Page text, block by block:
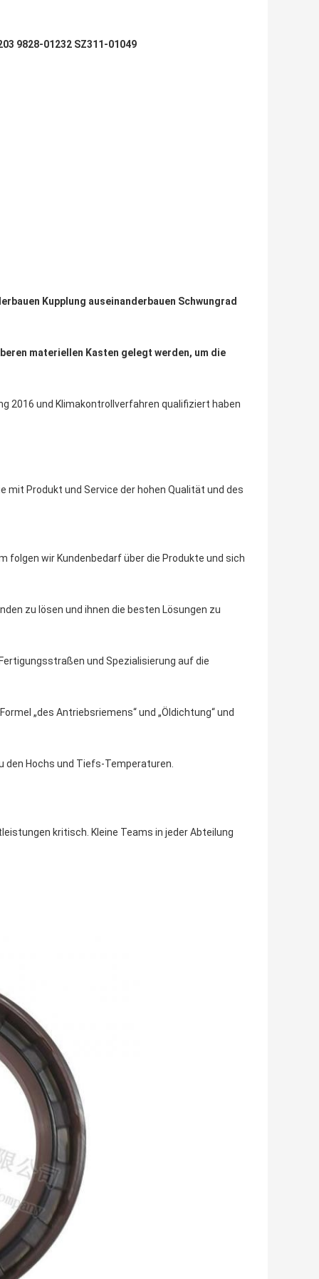
9828-01232 SZ311-01049
Kupplung auseinanderbauen Schwungrad
materiellen Kasten gelegt werden, um die
2016 und Klimakontrollverfahren qualifiziert haben
mit Produkt und Service der hohen Qualität und des
folgen wir Kundenbedarf über die Produkte und sich
zu lösen und ihnen die besten Lösungen zu
und Spezialisierung auf die
„des Antriebsriemens“ und „Öldichtung“ und
den Hochs und Tiefs-Temperaturen.
kritisch. Kleine Teams in jeder Abteilung